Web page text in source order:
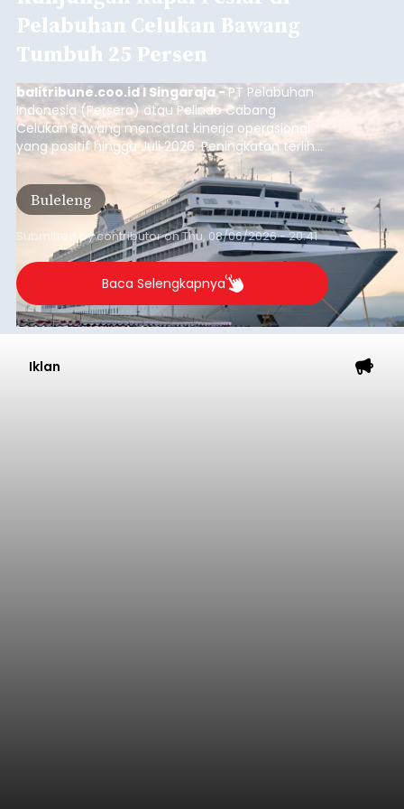
Pelabuhan Celukan Bawang
Tumbuh 25 Persen
balitribune.coo.id I Singaraja -PT Pelabuhan
Indonesia (Persero) atau Pelindo Cabang
Celukan Bawang mencatat kinerja operasional
yang positif hingga Juli 2026. Peningkatan terlihat
dari arus kapal yang mencapai 1,48 juta Gross
Tonnage (GT), atau tumbuh 12,4 persen
dibandingkan periode yang sama tahun lalu
yang tercatat sebesar 1,32 juta GT.
Buleleng
Submitted bycontributoronThu, 08/06/2026 - 20:41
Baca Selengkapnya
Iklan